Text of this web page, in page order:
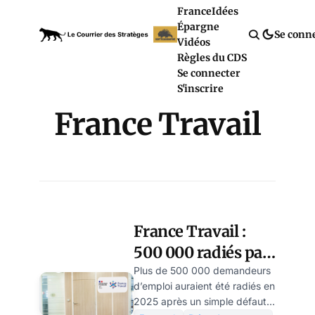
FranceIdées
Épargne
Vidéos
Règles du CDS
Se connecter
S'inscrire
Se
France Travail
France Travail :
500 000 radiés par
an, les jeunes deux
fois plus —
Plus de 500 000 demandeurs
d’emploi auraient été radiés en
2025 après un simple défaut